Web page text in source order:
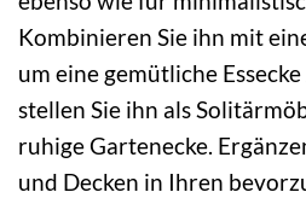
Kombinieren Sie ihn mit
um eine gemütliche
stellen Sie ihn als
ruhige Gartenecke.
und Decken in Ihren